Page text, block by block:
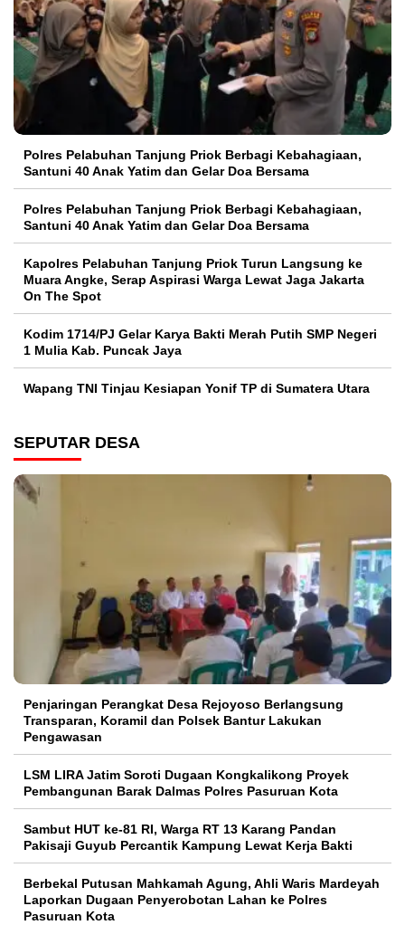
Polres Pelabuhan Tanjung Priok Berbagi Kebahagiaan,
Santuni 40 Anak Yatim dan Gelar Doa Bersama
Polres Pelabuhan Tanjung Priok Berbagi Kebahagiaan,
Santuni 40 Anak Yatim dan Gelar Doa Bersama
Kapolres Pelabuhan Tanjung Priok Turun Langsung ke
Muara Angke, Serap Aspirasi Warga Lewat Jaga Jakarta
On The Spot
Kodim 1714/PJ Gelar Karya Bakti Merah Putih SMP Negeri
1 Mulia Kab. Puncak Jaya
Wapang TNI Tinjau Kesiapan Yonif TP di Sumatera Utara
SEPUTAR DESA
Penjaringan Perangkat Desa Rejoyoso Berlangsung
Transparan, Koramil dan Polsek Bantur Lakukan
Pengawasan
LSM LIRA Jatim Soroti Dugaan Kongkalikong Proyek
Pembangunan Barak Dalmas Polres Pasuruan Kota
Sambut HUT ke-81 RI, Warga RT 13 Karang Pandan
Pakisaji Guyub Percantik Kampung Lewat Kerja Bakti
Berbekal Putusan Mahkamah Agung, Ahli Waris Mardeyah
Laporkan Dugaan Penyerobotan Lahan ke Polres
Pasuruan Kota